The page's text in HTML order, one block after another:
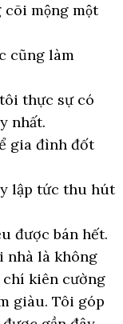
mộng một
cũng làm
thực sự có
nhất.
gia đình đốt
lập tức thu hút
được bán hết.
nhà là không
kiên cường
giàu. Tôi góp